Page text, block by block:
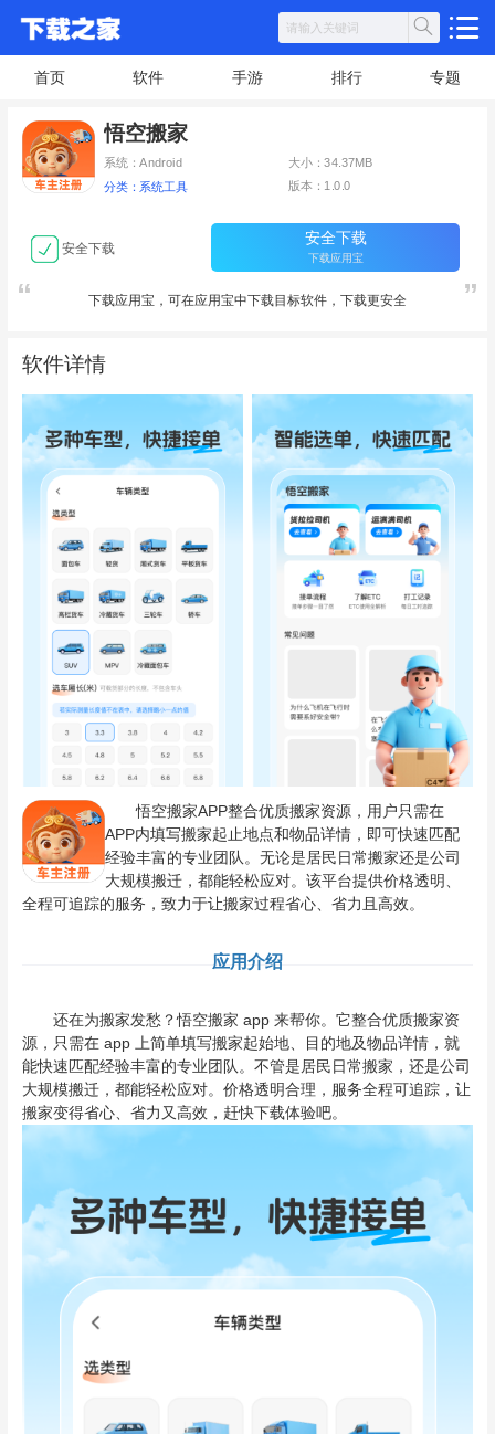
首页 软件 手游 排行 专题
悟空搬家
系统：Android 大小：34.37MB
分类：系统工具 版本：1.0.0
安全下载
安全下载
下载应用宝
下载应用宝，可在应用宝中下载目标软件，下载更安全
软件详情
悟空搬家APP整合优质搬家资源，用户只需在
APP内填写搬家起止地点和物品详情，即可快速匹配
经验丰富的专业团队。无论是居民日常搬家还是公司
大规模搬迁，都能轻松应对。该平台提供价格透明、
全程可追踪的服务，致力于让搬家过程省心、省力且高效。
应用介绍
还在为搬家发愁？悟空搬家 app 来帮你。它整合优质搬家资
源，只需在 app 上简单填写搬家起始地、目的地及物品详情，就
能快速匹配经验丰富的专业团队。不管是居民日常搬家，还是公司
大规模搬迁，都能轻松应对。价格透明合理，服务全程可追踪，让
搬家变得省心、省力又高效，赶快下载体验吧。